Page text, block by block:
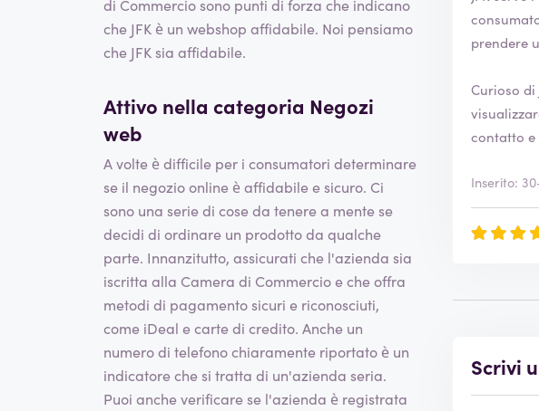
di Commercio sono punti di forza che indicano
che JFK è un webshop affidabile. Noi pensiamo
che JFK sia affidabile.
Attivo nella categoria Negozi
web
A volte è difficile per i consumatori determinare
se il negozio online è affidabile e sicuro. Ci
sono una serie di cose da tenere a mente se
decidi di ordinare un prodotto da qualche
parte. Innanzitutto, assicurati che l'azienda sia
iscritta alla Camera di Commercio e che offra
metodi di pagamento sicuri e riconosciuti,
come iDeal e carte di credito. Anche un
numero di telefono chiaramente riportato è un
indicatore che si tratta di un'azienda seria.
Puoi anche verificare se l'azienda è registrata
consumatori sono
prendere
Curioso di
visualizzare la gamma di
contatto
Inserito:
Scrivi